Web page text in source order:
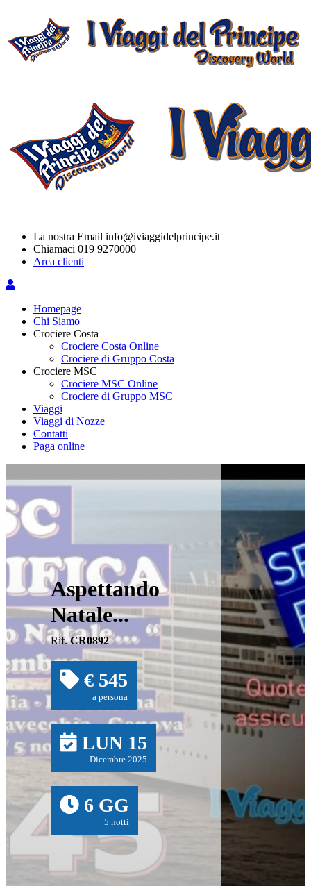
La nostra Email info@iviaggidelprincipe.it
Chiamaci 019 9270000
Area clienti
Homepage
Chi Siamo
Crociere Costa
Crociere Costa Online
Crociere di Gruppo Costa
Crociere MSC
Crociere MSC Online
Crociere di Gruppo MSC
Viaggi
Viaggi di Nozze
Contatti
Paga online
Aspettando
Natale...
Rif.CR0892
€ 545
a persona
LUN 15
Dicembre 2025
6 GG
5 notti